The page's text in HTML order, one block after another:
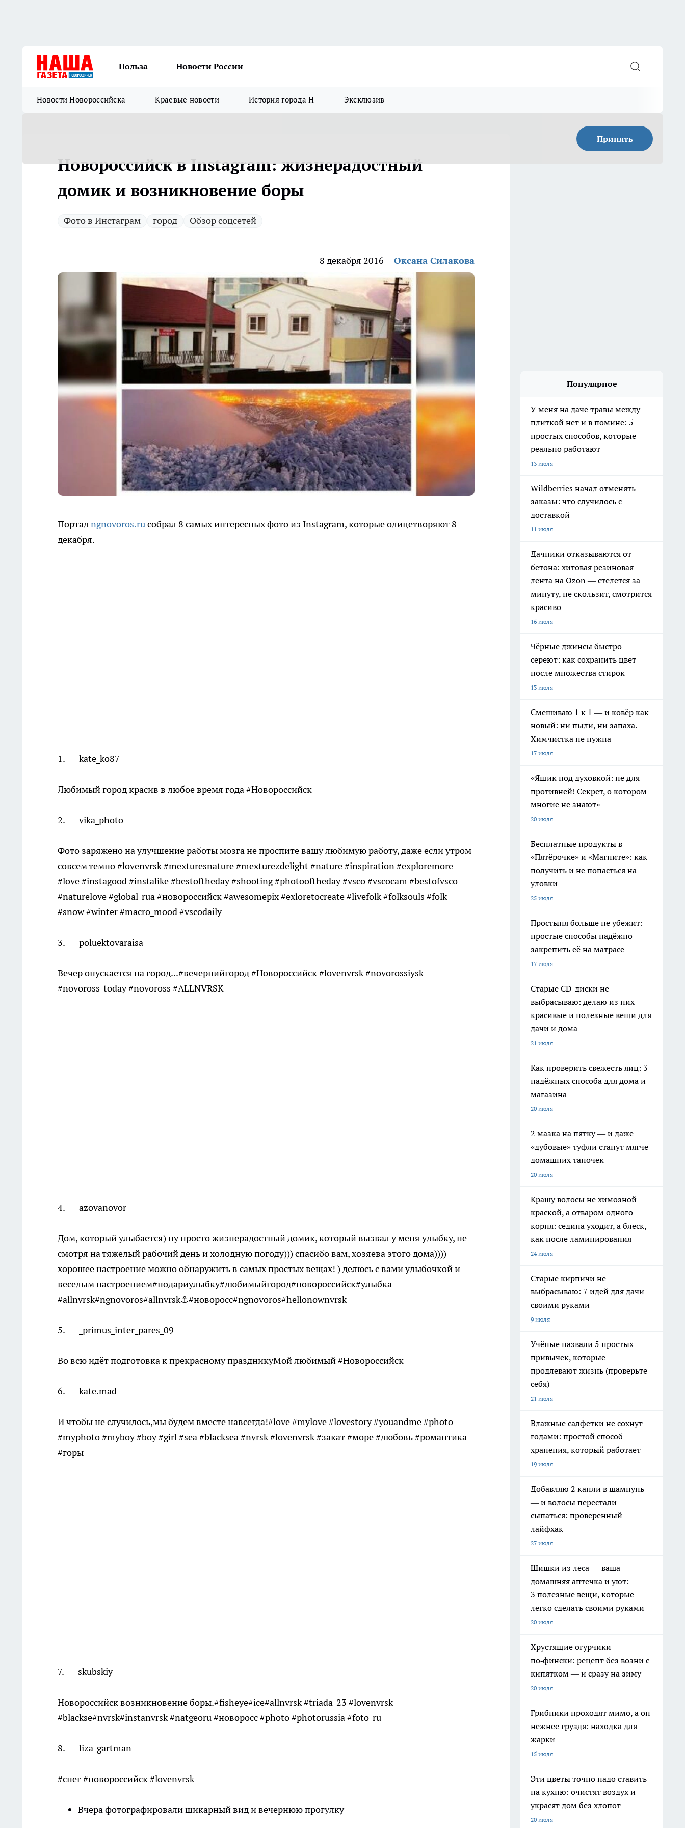
Польза Новости России
Новости Новороссийска Краевые новости История города Н Эксклюзив
Принять
Новороссийск в Instagram: жизнерадостный
домик и возникновение боры
Фото в Инстаграм город Обзор соцсетей
8 декабря 2016 Оксана Силакова
Портал ngnovoros.ruсобрал 8 самых интересных фото из Instagram, которые олицетворяют 8
декабря.
1. kate_ko87
Любимый город красив в любое время года #Новороссийск
2. vika_photo
Фото заряжено на улучшение работы мозга не проспите вашу любимую работу, даже если утром
совсем темно #lovenvrsk #mexturesnature #mexturezdelight #nature #inspiration #exploremore
#love #instagood #instalike #bestoftheday #shooting #photooftheday #vsco #vscocam #bestofvsco
#naturelove #global_rua #новороссийск #awesomepix #exloretocreate #livefolk #folksouls #folk
#snow #winter #macro_mood #vscodaily
3. poluektovaraisa
Вечер опускается на город...#вечернийгород #Новороссийск #lovenvrsk #novorossiysk
#novoross_today #novoross #ALLNVRSK
4. azovanovor
Дом, который улыбается) ну просто жизнерадостный домик, который вызвал у меня улыбку, не
смотря на тяжелый рабочий день и холодную погоду))) спасибо вам, хозяева этого дома))))
хорошее настроение можно обнаружить в самых простых вещах! ) делюсь с вами улыбочкой и
веселым настроением#подариулыбку#любимыйгород#новороссийск#улыбка
#allnvrsk#ngnovoros#allnvrsk⚓️#новоросс#ngnovoros#hellonownvrsk
5. _primus_inter_pares_09
Во всю идёт подготовка к прекрасному праздникуМой любимый #Новороссийск
6. kate.mad
И чтобы не случилось,мы будем вместе навсегда!#love #mylove #lovestory #youandme #photo
#myphoto #myboy #boy #girl #sea #blacksea #nvrsk #lovenvrsk #закат #море #любовь #романтика
#горы
7. skubskiy
Новороссийск возникновение боры.#fisheye#ice#allnvrsk #triada_23 #lovenvrsk
#blackse#nvrsk#instanvrsk #natgeoru #новоросс #photo #photorussia #foto_ru
8. liza_gartman
#снег #новороссийск #lovenvrsk
Вчера фотографировали шикарный вид и вечернюю прогулку
Популярное
У меня на даче травы между
плиткой нет и в помине: 5
простых способов, которые
реально работают
13 июля
Wildberries начал отменять
заказы: что случилось с
доставкой
11 июля
Дачники отказываются от
бетона: хитовая резиновая
лента на Ozon — стелется за
минуту, не скользит, смотрится
красиво
16 июля
Чёрные джинсы быстро
сереют: как сохранить цвет
после множества стирок
13 июля
Смешиваю 1 к 1 — и ковёр как
новый: ни пыли, ни запаха.
Химчистка не нужна
17 июля
«Ящик под духовкой: не для
противней! Секрет, о котором
многие не знают»
20 июля
Бесплатные продукты в
«Пятёрочке» и «Магните»: как
получить и не попасться на
уловки
25 июля
Простыня больше не убежит:
простые способы надёжно
закрепить её на матрасе
17 июля
Старые CD-диски не
выбрасываю: делаю из них
красивые и полезные вещи для
дачи и дома
21 июля
Как проверить свежесть яиц: 3
надёжных способа для дома и
магазина
20 июля
2 мазка на пятку — и даже
«дубовые» туфли станут мягче
домашних тапочек
20 июля
Крашу волосы не химозной
краской, а отваром одного
корня: седина уходит, а блеск,
как после ламинирования
24 июля
Старые кирпичи не
выбрасываю: 7 идей для дачи
своими руками
9 июля
Учёные назвали 5 простых
привычек, которые
продлевают жизнь (проверьте
себя)
21 июля
Влажные салфетки не сохнут
годами: простой способ
хранения, который работает
19 июля
Добавляю 2 капли в шампунь
— и волосы перестали
сыпаться: проверенный
лайфхак
27 июля
Шишки из леса — ваша
домашняя аптечка и уют:
3 полезные вещи, которые
легко сделать своими руками
20 июля
Хрустящие огурчики
по‑фински: рецепт без возни с
кипятком — и сразу на зиму
20 июля
Грибники проходят мимо, а он
нежнее груздя: находка для
жарки
15 июля
Эти цветы точно надо ставить
на кухню: очистят воздух и
украсят дом без хлопот
20 июля